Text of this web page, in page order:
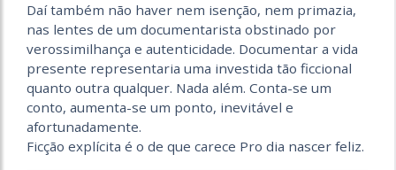
Daí também não haver nem isenção, nem primazia,
nas lentes de um documentarista obstinado por
verossimilhança e autenticidade. Documentar a vida
presente representaria uma investida tão ficcional
quanto outra qualquer. Nada além. Conta-se um
conto, aumenta-se um ponto, inevitável e
afortunadamente.
Ficção explícita é o de que carece Pro dia nascer feliz.